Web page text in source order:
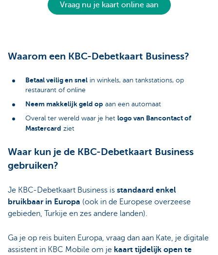
Vraag nu je kaart online aan
Waarom een KBC-Debetkaart Business?
Betaal veilig en snel in winkels, aan tankstations, op
restaurant of online
Neem makkelijk geld op aan een automaat
Overal ter wereld waar je het logo van Bancontact of
Mastercard ziet
Waar kun je de KBC-Debetkaart Business
gebruiken?
Je KBC-Debetkaart Business is standaard enkel
bruikbaar in Europa (ook in de Europese overzeese
gebieden, Turkije en zes andere landen).
Ga je op reis buiten Europa, vraag dan aan Kate, je digitale
assistent in KBC Mobile om je kaart tijdelijk open te